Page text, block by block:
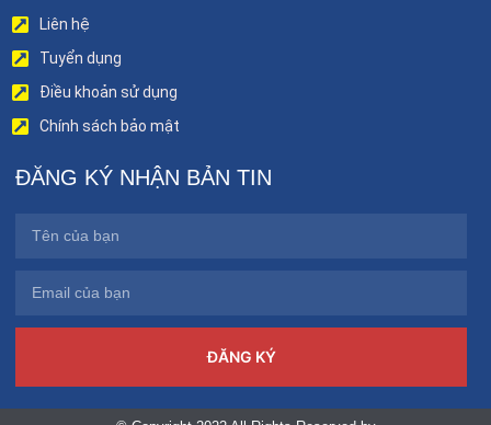
Liên hệ
Tuyển dụng
Điều khoản sử dụng
Chính sách bảo mật
ĐĂNG KÝ NHẬN BẢN TIN
ĐĂNG KÝ